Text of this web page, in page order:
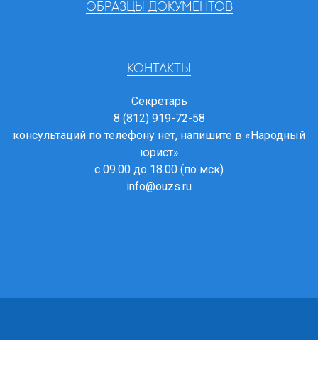
ОБРАЗЦЫ ДОКУМЕНТОВ
КОНТАКТЫ
Секретарь
8 (812) 919-72-58
консультаций по телефону нет, напишите в «Народный
юрист»
с 09.00 до 18.00 (по мск)
info@ouzs.ru